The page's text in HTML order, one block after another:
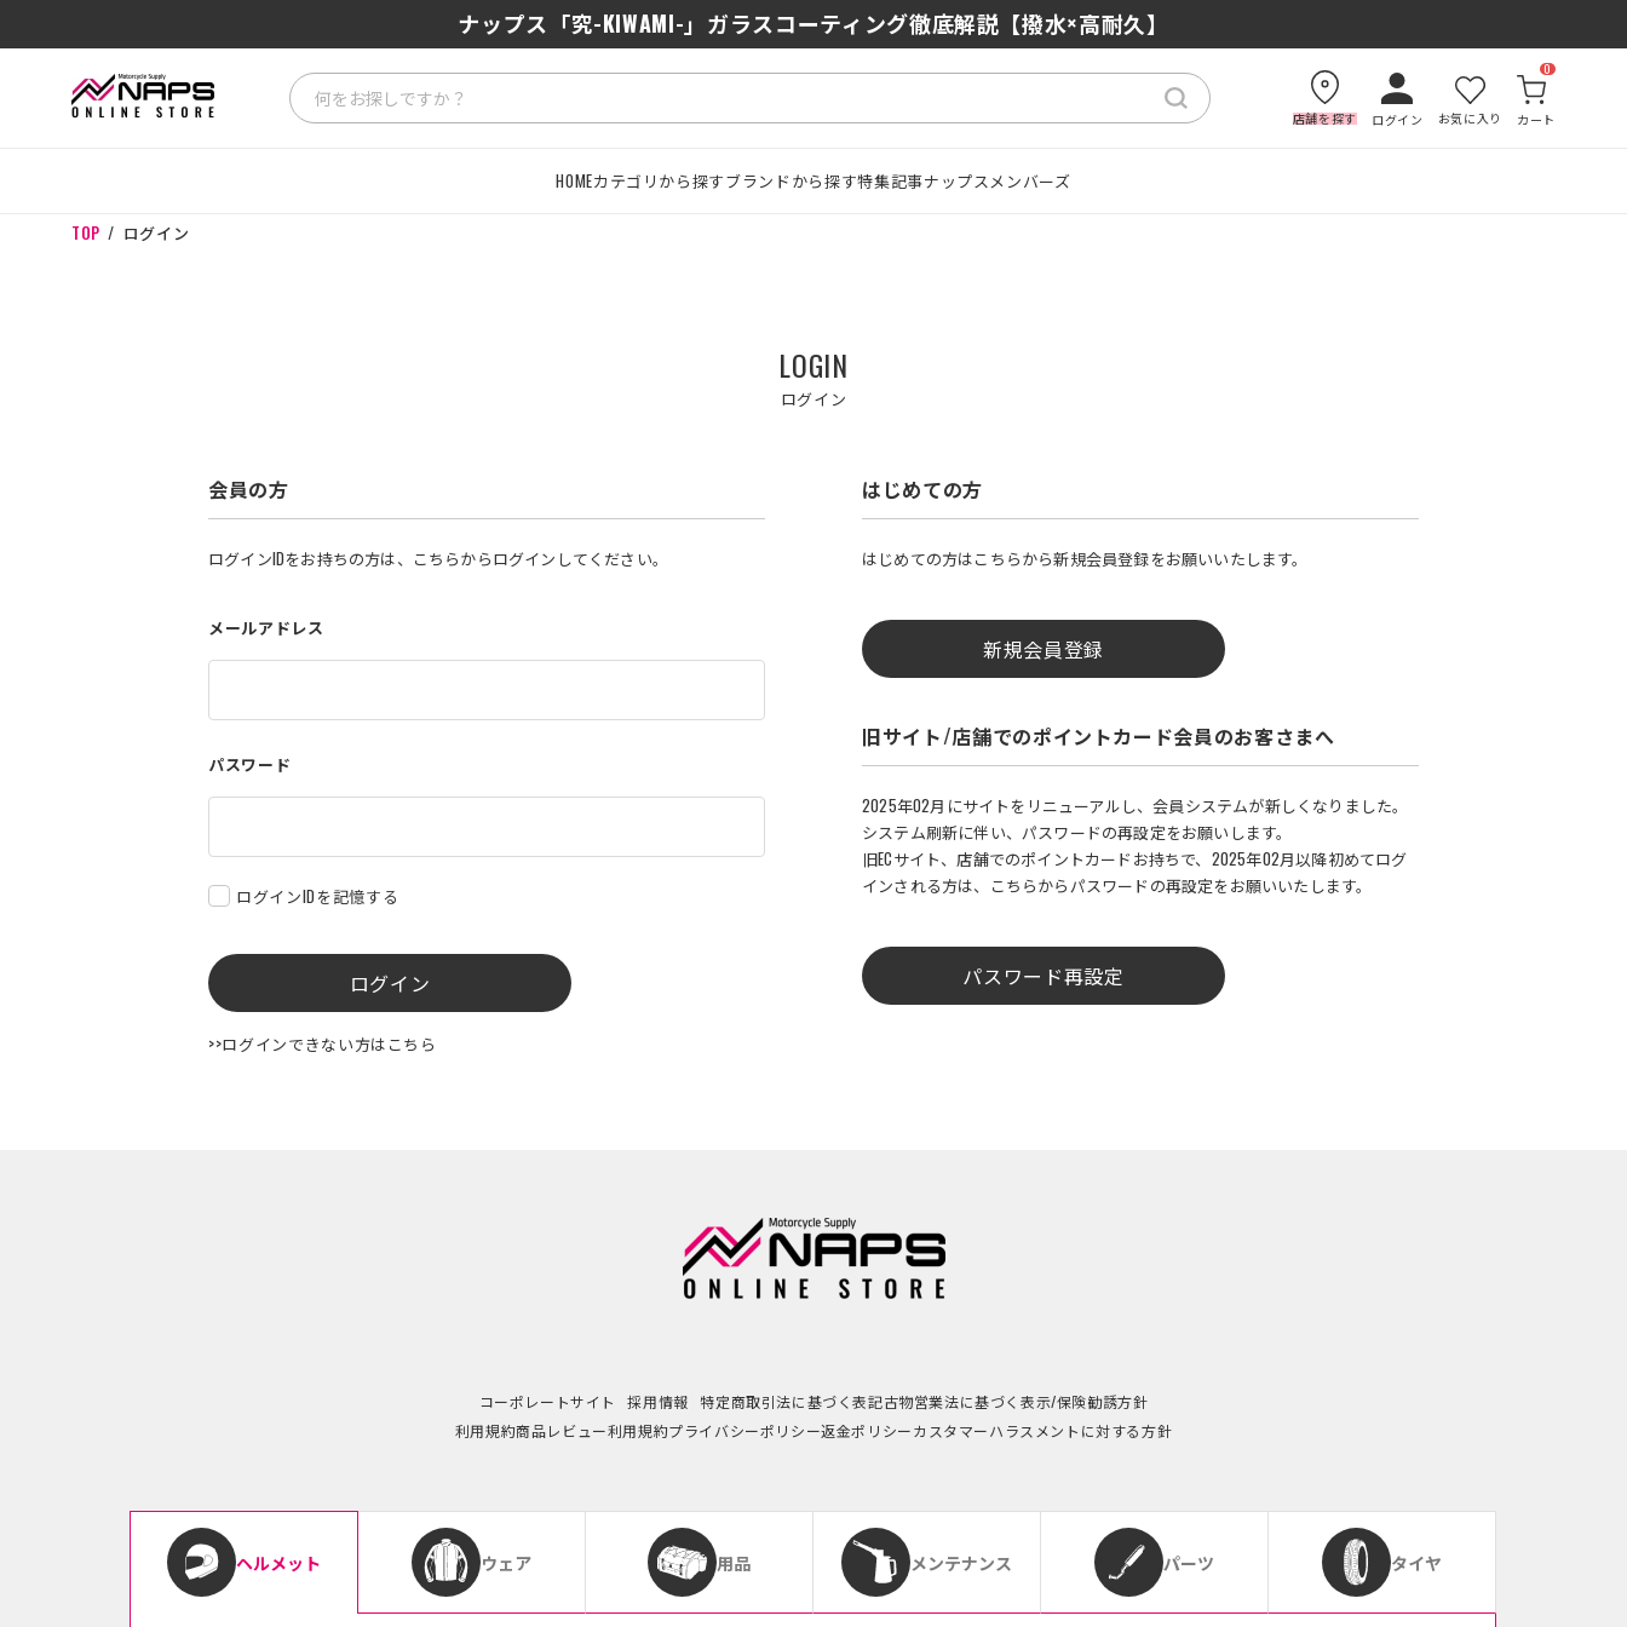
ナップス「究-KIWAMI-」ガラスコーティング徹底解説【撥水×高耐久】
店舗を探す ログイン お気に入り カート
0
HOMEカテゴリから探すブランドから探す特集記事ナップスメンバーズ
TOP ログイン
LOGIN
ログイン
会員の方
ログインIDをお持ちの方は、こちらからログインしてください。
メールアドレス
パスワード
ログインIDを記憶する
ログイン
>>ログインできない方はこちら
はじめての方
はじめての方はこちらから新規会員登録をお願いいたします。
新規会員登録
旧サイト/店舗でのポイントカード会員のお客さまへ
2025年02月にサイトをリニューアルし、会員システムが新しくなりました。
システム刷新に伴い、パスワードの再設定をお願いします。
旧ECサイト、店舗でのポイントカードお持ちで、2025年02月以降初めてログ
インされる方は、こちらからパスワードの再設定をお願いいたします。
パスワード再設定
コーポレートサイト 採用情報 特定商取引法に基づく表記古物営業法に基づく表示/保険勧誘方針
利用規約商品レビュー利用規約プライバシーポリシー返金ポリシーカスタマーハラスメントに対する方針
ヘルメット ウェア 用品 メンテナンス パーツ タイヤ